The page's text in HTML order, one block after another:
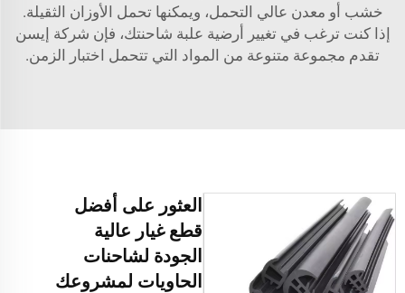
خشب أو معدن عالي التحمل، ويمكنها تحمل الأوزان الثقيلة.
إذا كنت ترغب في تغيير أرضية علبة شاحنتك، فإن شركة إيسن
تقدم مجموعة متنوعة من المواد التي تتحمل اختبار الزمن.
العثور على أفضل
قطع غيار عالية
الجودة لشاحنات
الحاويات لمشروعك